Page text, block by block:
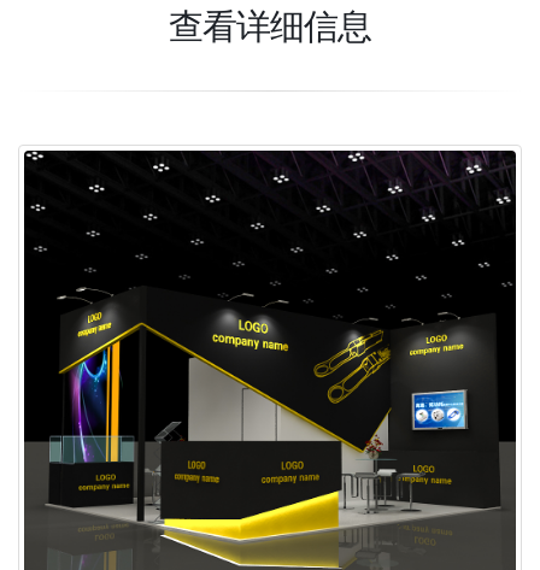
查看详细信息